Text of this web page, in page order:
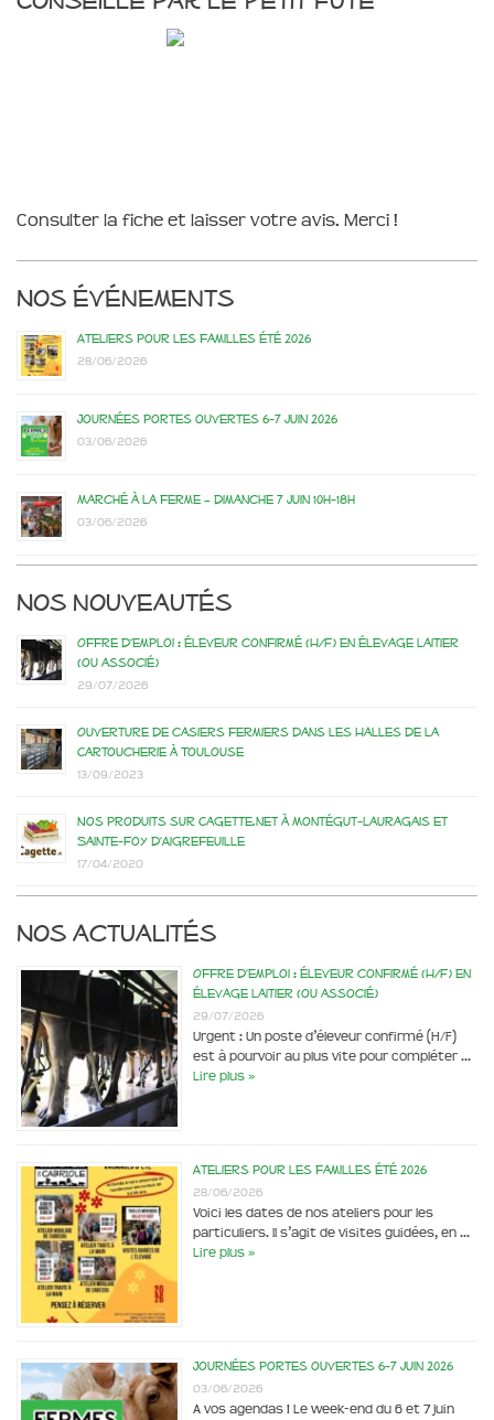
Consulter la fiche et laisser votre avis. Merci !
Nos événements
Ateliers pour les familles été 2026
28/06/2026
Journées portes ouvertes 6-7 juin 2026
03/06/2026
Marché à la ferme – dimanche 7 juin 10h-18h
03/06/2026
Nos nouveautés
Offre d’emploi : éleveur confirmé (H/F) en élevage laitier
(ou associé)
29/07/2026
Ouverture de casiers fermiers dans les Halles de la
Cartoucherie à Toulouse
13/09/2023
Nos produits sur Cagette.net à Montégut-Lauragais et
Sainte-Foy d’Aigrefeuille
17/04/2020
Nos actualités
Offre d’emploi : éleveur confirmé (H/F) en
élevage laitier (ou associé)
29/07/2026
Urgent : Un poste d’éleveur confirmé (H/F)
est à pourvoir au plus vite pour compléter …
Lire plus »
Ateliers pour les familles été 2026
28/06/2026
Voici les dates de nos ateliers pour les
particuliers. Il s’agit de visites guidées, en …
Lire plus »
Journées portes ouvertes 6-7 juin 2026
03/06/2026
A vos agendas ! Le week-end du 6 et 7 juin